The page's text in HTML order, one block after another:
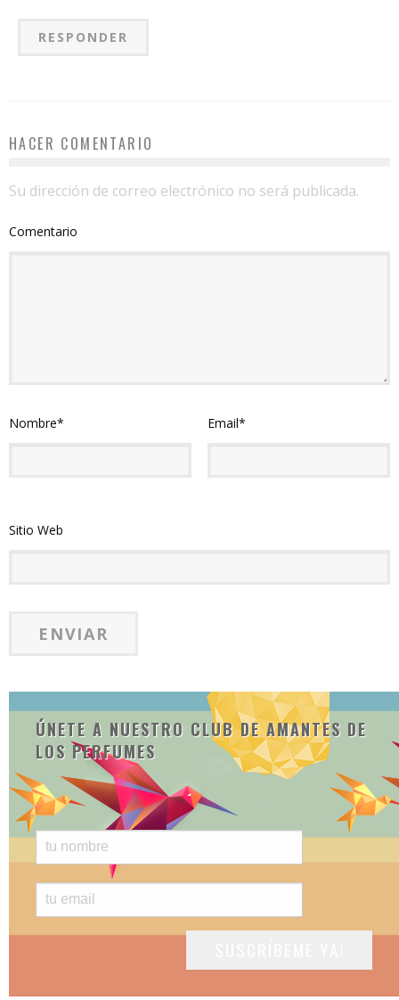
RESPONDER
HACER COMENTARIO
Su dirección de correo electrónico no será publicada.
Comentario
Nombre* Email*
Sitio Web
ÚNETE A NUESTRO CLUB DE AMANTES DE
LOS PERFUMES